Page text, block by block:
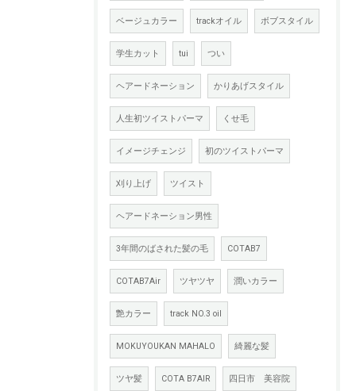
ベージュカラー trackオイル ボブスタイル
学生カット tui つい
ヘアードネーション かりあげスタイル
人生初ツイストパーマ くせ毛
イメージチェンジ 初のツイストパーマ
刈り上げ ツイスト
ヘアードネーション男性
3年間のばされた髪の毛 COTAB7
COTAB7Air ツヤツヤ 潤いカラー
艶カラー track NO.3 oil
MOKUYOUKAN MAHALO 綺麗な髪
ツヤ髪 COTA B7AIR 四日市 美容院